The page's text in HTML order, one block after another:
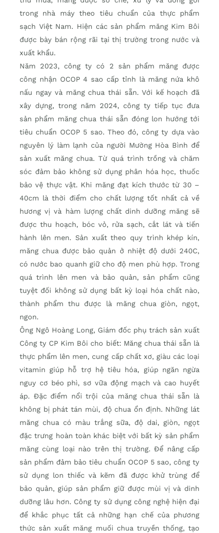
trong nhà máy theo tiêu chuẩn của thực phẩm
sạch Việt Nam. Hiện các sản phẩm măng Kim Bôi
được bày bán rộng rãi tại thị trường trong nước và
xuất khẩu.
Năm 2023, công ty có 2 sản phẩm măng được
công nhận OCOP 4 sao cấp tỉnh là măng nứa khô
nấu ngay và măng chua thái sẵn. Với kế hoạch đã
xây dựng, trong năm 2024, công ty tiếp tục đưa
sản phẩm măng chua thái sẵn đóng lon hướng tới
tiêu chuẩn OCOP 5 sao. Theo đó, công ty dựa vào
nguyên lý làm lạnh của người Mường Hòa Bình để
sản xuất măng chua. Từ quá trình trồng và chăm
sóc đảm bảo không sử dụng phân hóa học, thuốc
bảo vệ thực vật. Khi măng đạt kích thước từ 30 –
40cm là thời điểm cho chất lượng tốt nhất cả về
hương vị và hàm lượng chất dinh dưỡng măng sẽ
được thu hoạch, bóc vỏ, rửa sạch, cắt lát và tiến
hành lên men. Sản xuất theo quy trình khép kín,
măng chua được bảo quản ở nhiệt độ dưới 240C,
có nước bao quanh giữ cho độ men phù hợp. Trong
quá trình lên men và bảo quản, sản phẩm cũng
tuyệt đối không sử dụng bất kỳ loại hóa chất nào,
thành phẩm thu được là măng chua giòn, ngọt,
ngon.
Ông Ngô Hoàng Long, Giám đốc phụ trách sản xuất
Công ty CP Kim Bôi cho biết: Măng chua thái sẵn là
thực phẩm lên men, cung cấp chất xơ, giàu các loại
vitamin giúp hỗ trợ hệ tiêu hóa, giúp ngăn ngừa
nguy cơ béo phì, sơ vữa động mạch và cao huyết
áp. Đặc điểm nổi trội của măng chua thái sẵn là
không bị phát tán mùi, độ chua ổn định. Những lát
măng chua có màu trắng sữa, độ dai, giòn, ngọt
đặc trưng hoàn toàn khác biệt với bất kỳ sản phẩm
măng cùng loại nào trên thị trường. Để nâng cấp
sản phẩm đảm bảo tiêu chuẩn OCOP 5 sao, công ty
sử dụng lon thiếc và kẽm đã được khử trùng để
bảo quản, giúp sản phẩm giữ được mùi vị và dinh
dưỡng lâu hơn. Công ty sử dụng công nghệ hiện đại
để khắc phục tất cả những hạn chế của phương
thức sản xuất măng muối chua truyền thống, tạo